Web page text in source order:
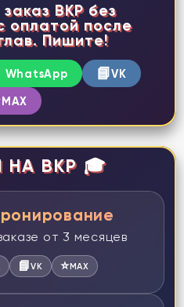
ВКР без
оплатой после
Пишите!
WhatsApp 📘VK
MAX
НА ВКР 🎓
от 3 месяцев
📘VK ⭐MAX